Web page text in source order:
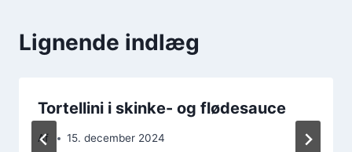
Lignende indlæg
Tortellini i skinke- og flødesauce
Af 15. december 2024